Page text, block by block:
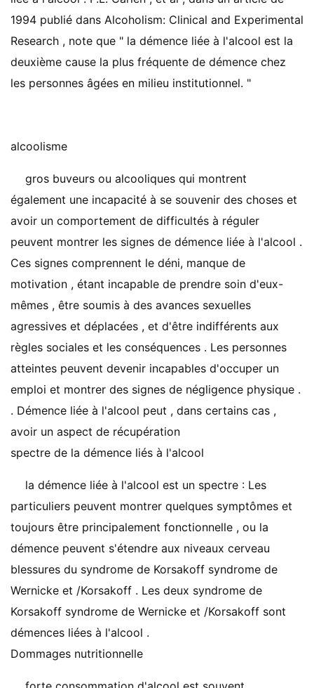
1994 publié dans Alcoholism: Clinical and Experimental
Research , note que " la démence liée à l'alcool est la
deuxième cause la plus fréquente de démence chez
les personnes âgées en milieu institutionnel. "
alcoolisme
gros buveurs ou alcooliques qui montrent
également une incapacité à se souvenir des choses et
avoir un comportement de difficultés à réguler
peuvent montrer les signes de démence liée à l'alcool .
Ces signes comprennent le déni, manque de
motivation , étant incapable de prendre soin d'eux-
mêmes , être soumis à des avances sexuelles
agressives et déplacées , et d'être indifférents aux
règles sociales et les conséquences . Les personnes
atteintes peuvent devenir incapables d'occuper un
emploi et montrer des signes de négligence physique .
. Démence liée à l'alcool peut , dans certains cas ,
avoir un aspect de récupération
spectre de la démence liés à l'alcool
la démence liée à l'alcool est un spectre : Les
particuliers peuvent montrer quelques symptômes et
toujours être principalement fonctionnelle , ou la
démence peuvent s'étendre aux niveaux cerveau
blessures du syndrome de Korsakoff syndrome de
Wernicke et /Korsakoff . Les deux syndrome de
Korsakoff syndrome de Wernicke et /Korsakoff sont
démences liées à l'alcool .
Dommages nutritionnelle